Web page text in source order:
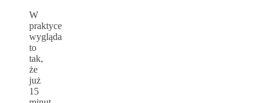
W
praktyce
wygląda
to
tak,
że
już
15